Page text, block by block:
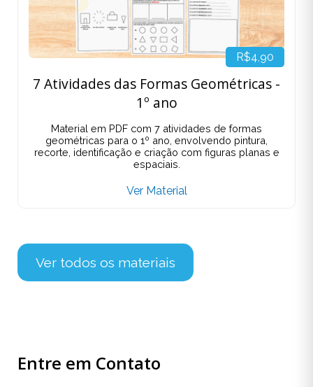
R$4,90
7 Atividades das Formas Geométricas -
1º ano
Material em PDF com 7 atividades de formas
geométricas para o 1º ano, envolvendo pintura,
recorte, identificação e criação com figuras planas e
espaciais.
Ver Material
Ver todos os materiais
Entre em Contato